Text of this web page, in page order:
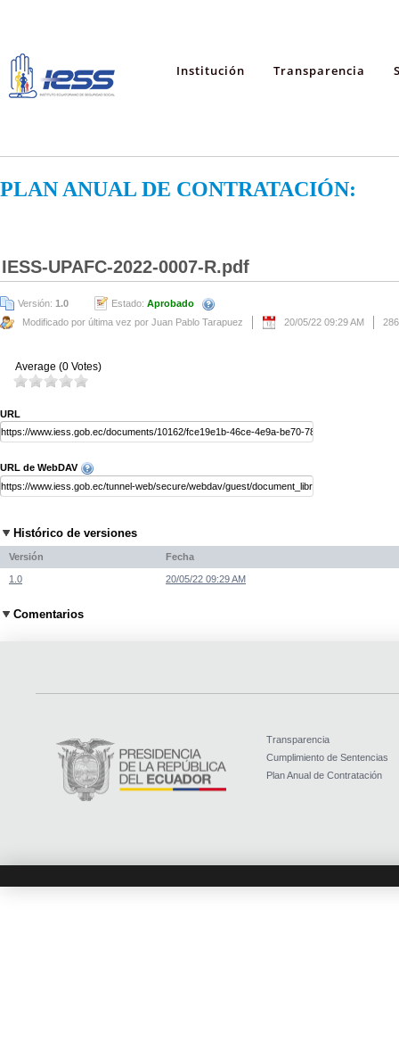
Institución Transparencia
PLAN ANUAL DE CONTRATACIÓN:
IESS-UPAFC-2022-0007-R.pdf
Versión: 1.0 Estado: Aprobado
Modificado por última vez por Juan Pablo Tarapuez
20/05/22 09:29 AM
Average (0 Votes)
URL
URL de WebDAV
Histórico de versiones
Versión Fecha
1.0 20/05/22 09:29 AM
Comentarios
Transparencia
Cumplimiento de Sentencias
Plan Anual de Contratación